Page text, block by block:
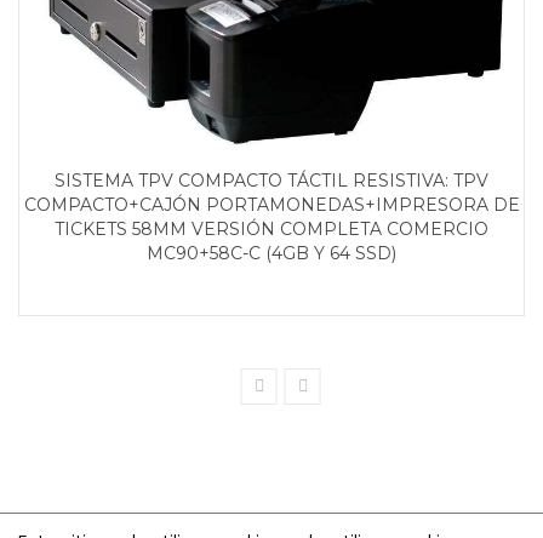
SISTEMA TPV COMPACTO TÁCTIL RESISTIVA: TPV
COMPACTO+CAJÓN PORTAMONEDAS+IMPRESORA DE
TICKETS 58MM VERSIÓN COMPLETA COMERCIO
MC90+58C-C (4GB Y 64 SSD)